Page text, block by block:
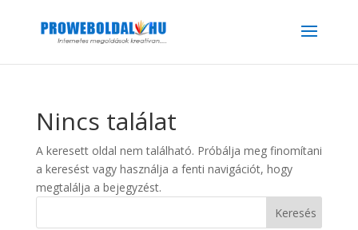
Nincs találat
A keresett oldal nem található. Próbálja meg finomítani
a keresést vagy használja a fenti navigációt, hogy
megtalálja a bejegyzést.